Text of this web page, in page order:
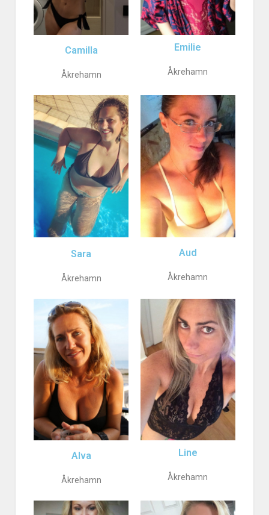
Camilla
Åkrehamn
Emilie
Åkrehamn
Sara
Åkrehamn
Aud
Åkrehamn
Alva
Åkrehamn
Line
Åkrehamn